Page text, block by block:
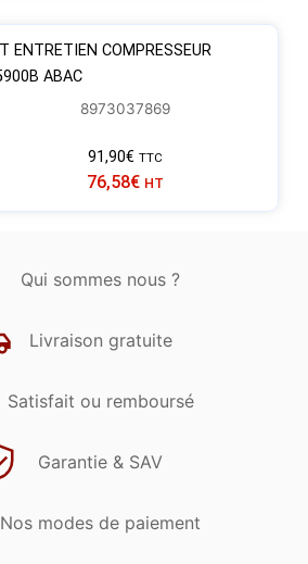
ENTRETIEN COMPRESSEUR
ABAC
8973037869
91,90€ TTC
76,58€ HT
Qui sommes nous ?
Livraison gratuite
Satisfait ou remboursé
Garantie & SAV
Nos modes de paiement